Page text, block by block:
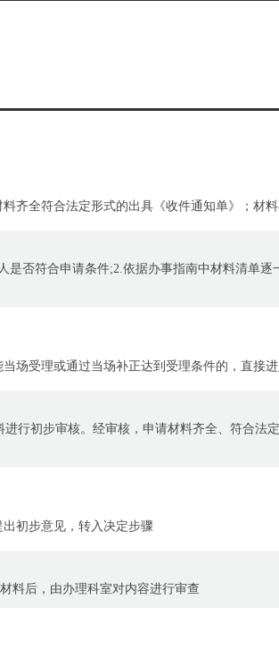
权的权利期限发生变化的；
定的其他情形。
料齐全符合法定形式的出具《收件通知单》；材
是否符合申请条件;2.依据办事指南中材料清单
当场受理或通过当场补正达到受理条件的，直接
进行初步审核。经审核，申请材料齐全、符合法
出初步意见，转入决定步骤
料后，由办理科室对内容进行审查